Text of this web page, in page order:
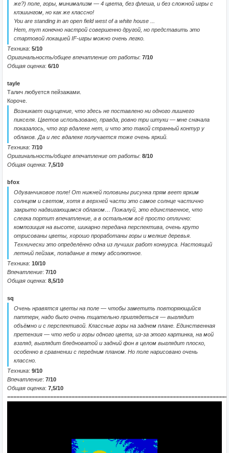
же?) поле, горы, минимализм — 4 цвета, без флеша, и без сложной игры с
клэшингом, но как же классно!
You are standing in an open field west of a white house ...
Нет, тут конечно настрой совершенно другой, но представить это
стартовой локацией IF-игры можно очень легко.
Техника: 5/10
Оригинальность/общее впечатление от работы: 7/10
Общая оценка: 6/10
tayle
Талич любуется пейзажами.
Короче.
Возникает ощущение, что здесь не поставлено ни одного лишнего
пикселя. Цветов использовано, правда, ровно три штуки — мне сначала
показалось, что гор вдалеке нет, и что это такой странный контур у
облаков. Да и лес вдалеке получается тоже очень яркий.
Техника: 7/10
Оригинальность/общее впечатление от работы: 8/10
Общая оценка: 7,5/10
bfox
Одуванчиковое поле! От нижней половины рисунка прям веет ярким
солнцем и светом, хотя в верхней части это самое солнце частично
закрыто надвигающимся облаком… Пожалуй, это единственное, что
слегка портит впечатление, а в остальном всё просто отлично:
композиция на высоте, шикарно передана перспектива, очень круто
отрисованы цветы, хорошо проработаны горы и мелкие деревья.
Технически это определённо одна из лучших работ конкурса. Настоящий
летний пейзаж, попадание в тему абсолютное.
Техника: 10/10
Впечатление: 7/10
Общая оценка: 8,5/10
sq
Очень нравятся цветы на поле — чтобы заметить повторяющийся
паттерн, надо было очень тщательно приглядеться — выглядит
объёмно и с перспективой. Классные горы на заднем плане. Единственная
претензия — что небо и горы одного цвета, из-за этого картинка, на мой
взгляд, выглядит бледноватой и задний фон в целом выглядит плоско,
особенно в сравнении с передним планом. Но поле нарисовано очень
классно.
Техника: 9/10
Впечатление: 7/10
Общая оценка: 7,5/10